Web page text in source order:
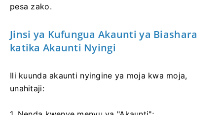
pesa zako.
Jinsi ya Kufungua Akaunti ya Biashara
katika Akaunti Nyingi
Ili kuunda akaunti nyingine ya moja kwa moja,
unahitaji: